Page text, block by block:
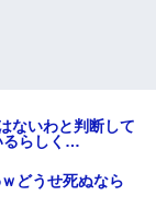
ことが判明。→母
下座」俺・嫁
ないわと判断して
るらしく…
どうせ死ぬなら